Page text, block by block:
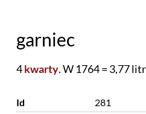
garniec
4kwarty. W 1764 = 3,77
Id
281